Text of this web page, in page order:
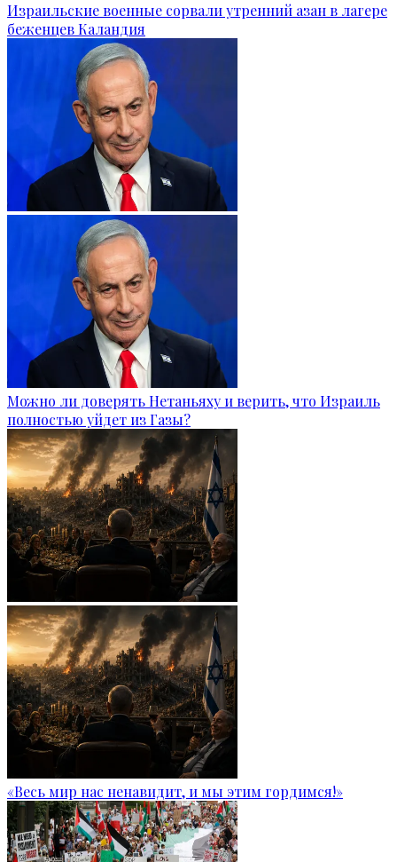
Израильские военные сорвали утренний азан в лагере
беженцев Каландия
Можно ли доверять Нетаньяху и верить, что Израиль
полностью уйдет из Газы?
«Весь мир нас ненавидит, и мы этим гордимся!»